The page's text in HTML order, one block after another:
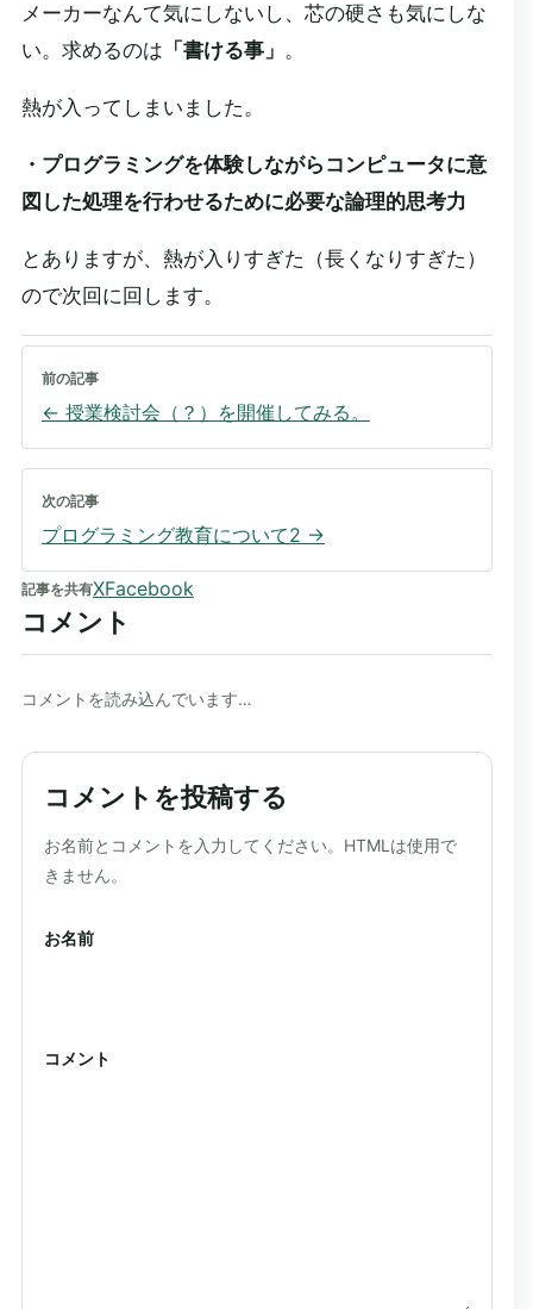
メーカーなんて気にしないし、芯の硬さも気にしな
い。求めるのは 「書ける事」 。
熱が入ってしまいました。
・プログラミングを体験しながらコンピュータに意
図した処理を行わせるために必要な論理的思考力
とありますが、熱が入りすぎた（長くなりすぎた）
ので次回に回します。
前の記事
← 授業検討会（？）を開催してみる。
次の記事
プログラミング教育について2 →
記事を共有XFacebook
コメント
コメントを読み込んでいます…
コメントを投稿する
お名前とコメントを入力してください。HTMLは使用で
きません。
お名前
コメント
ウェブサイト